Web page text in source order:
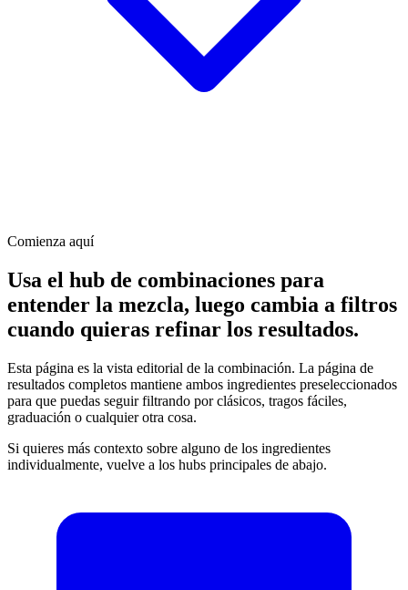
Comienza aquí
Usa el hub de combinaciones para
entender la mezcla, luego cambia a filtros
cuando quieras refinar los resultados.
Esta página es la vista editorial de la combinación. La página de
resultados completos mantiene ambos ingredientes preseleccionados
para que puedas seguir filtrando por clásicos, tragos fáciles,
graduación o cualquier otra cosa.
Si quieres más contexto sobre alguno de los ingredientes
individualmente, vuelve a los hubs principales de abajo.